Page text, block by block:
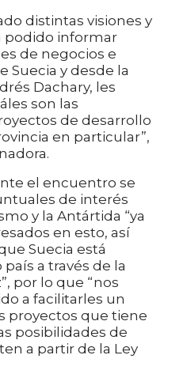
distintas visiones y
podido informar
de negocios e
Suecia y desde la
Dachary, les
son las
de desarrollo
en particular”,
el encuentro se
de interés
y la Antártida “ya
en esto, así
Suecia está
a través de la
por lo que “nos
a facilitarles un
proyectos que tiene
posibilidades de
a partir de la Ley